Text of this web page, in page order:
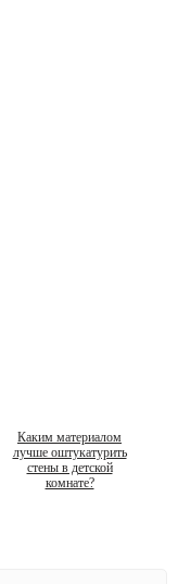
Каким материалом
лучше оштукатурить
стены в детской
комнате?